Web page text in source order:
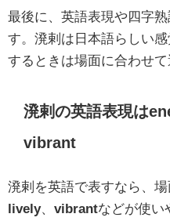
最後に、英語表現や四字
す。溌剌は日本語らしい
するときは場面に合わせて
溌剌の英語表現は
vibrant
溌剌を英語で表すなら、
lively、 vibrantなどが使い